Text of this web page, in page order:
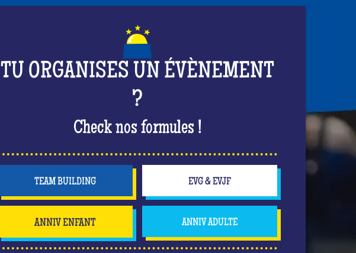
TU ORGANISES UN ÉVÈNEMENT
?
Check nos formules !
TEAM BUILDING EVG & EVJF
ANNIV ENFANT ANNIV ADULTE